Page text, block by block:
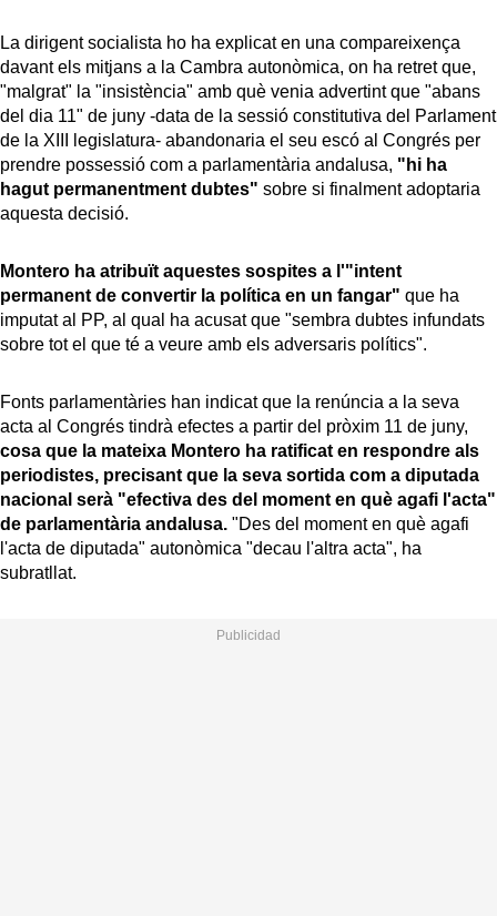
La dirigent socialista ho ha explicat en una compareixença
davant els mitjans a la Cambra autonòmica, on ha retret que,
"malgrat" la "insistència" amb què venia advertint que "abans
del dia 11" de juny -data de la sessió constitutiva del Parlament
de la XIII legislatura- abandonaria el seu escó al Congrés per
prendre possessió com a parlamentària andalusa, "hi ha
hagut permanentment dubtes" sobre si finalment adoptaria
aquesta decisió.
Montero ha atribuït aquestes sospites a l'"intent
permanent de convertir la política en un fangar" que ha
imputat al PP, al qual ha acusat que "sembra dubtes infundats
sobre tot el que té a veure amb els adversaris polítics".
Fonts parlamentàries han indicat que la renúncia a la seva
acta al Congrés tindrà efectes a partir del pròxim 11 de juny,
cosa que la mateixa Montero ha ratificat en respondre als
periodistes, precisant que la seva sortida com a diputada
nacional serà "efectiva des del moment en què agafi l'acta"
de parlamentària andalusa. "Des del moment en què agafi
l'acta de diputada" autonòmica "decau l'altra acta", ha
subratllat.